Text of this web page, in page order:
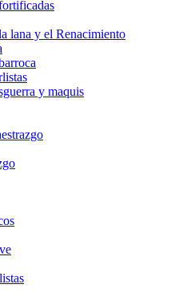
lana y el Renacimiento
y maquis